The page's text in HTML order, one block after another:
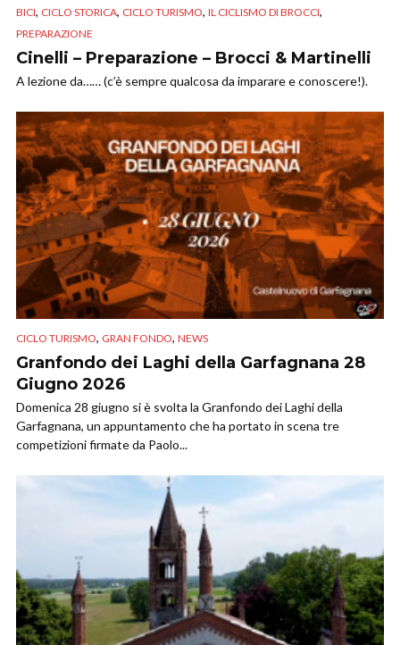
BICI, CICLO STORICA, CICLO TURISMO, IL CICLISMO DI BROCCI,
PREPARAZIONE
Cinelli – Preparazione – Brocci & Martinelli
A lezione da…… (c’è sempre qualcosa da imparare e conoscere!).
CICLO TURISMO, GRAN FONDO, NEWS
Granfondo dei Laghi della Garfagnana 28
Giugno 2026
Domenica 28 giugno si è svolta la Granfondo dei Laghi della
Garfagnana, un appuntamento che ha portato in scena tre
competizioni firmate da Paolo...